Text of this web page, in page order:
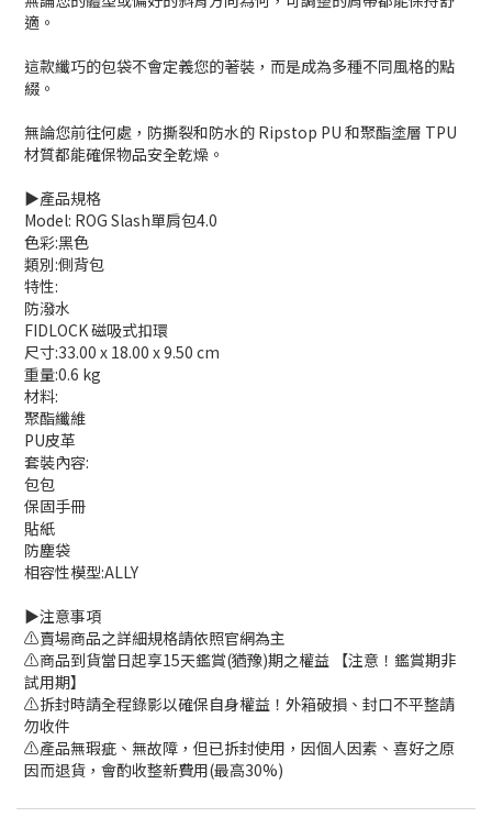
適。
這款纖巧的包袋不會定義您的著裝，而是成為多種不同風格的點
綴。
無論您前往何處，防撕裂和防水的 Ripstop PU 和聚酯塗層 TPU
材質都能確保物品安全乾燥。
▶️產品規格
Model: ROG Slash單肩包4.0
色彩:黑色
類別:側背包
特性:
防潑水
FIDLOCK 磁吸式扣環
尺寸:33.00 x 18.00 x 9.50 cm
重量:0.6 kg
材料:
聚酯纖維
PU皮革
套裝內容:
包包
保固手冊
貼紙
防塵袋
相容性模型:ALLY
▶️注意事項
⚠️賣場商品之詳細規格請依照官網為主
⚠️商品到貨當日起享15天鑑賞(猶豫)期之權益 【注意！鑑賞期非
試用期】
⚠️拆封時請全程錄影以確保自身權益！外箱破損、封口不平整請
勿收件
⚠️產品無瑕疵、無故障，但已拆封使用，因個人因素、喜好之原
因而退貨，會酌收整新費用(最高30%)